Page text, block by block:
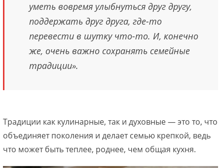
уметь вовремя улыбнуться друг другу,
поддержать друг друга, где-то
перевести в шутку что-то. И, конечно
же, очень важно сохранять семейные
традиции».
Традиции как кулинарные, так и духовные — это то, что
объединяет поколения и делает семью крепкой, ведь
что может быть теплее, роднее, чем общая кухня.